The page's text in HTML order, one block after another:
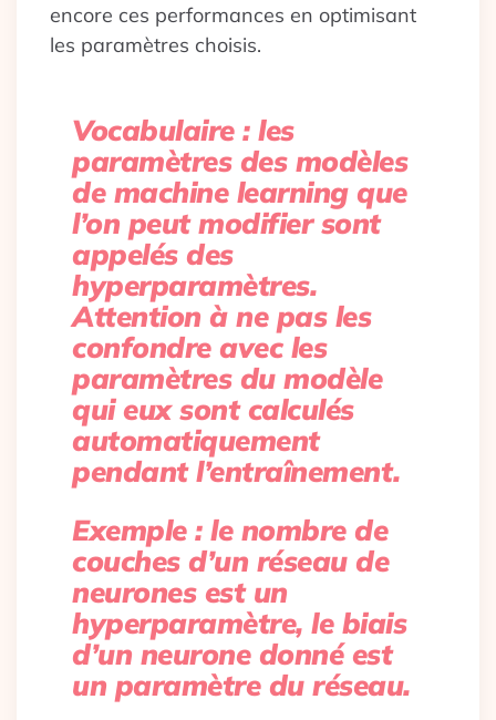
encore ces performances en optimisant
les paramètres choisis.
Vocabulaire :les
paramètres des modèles
de machine learning que
l’on peut modifier sont
appelés des
hyperparamètres.
Attention à ne pas les
confondre avec les
paramètres du modèle
qui eux sont calculés
automatiquement
pendant l’entraînement.
Exemple :le nombre de
couches d’un réseau de
neurones est un
hyperparamètre, le biais
d’un neurone donné est
un paramètre du réseau.